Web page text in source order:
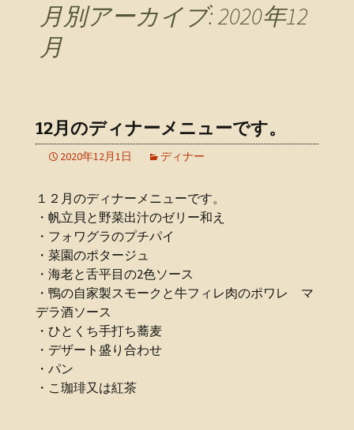
月別アーカイブ: 2020年12
月
12月のディナーメニューです。
2020年12月1日 ディナー
１２月のディナーメニューです。
・帆立貝と野菜出汁のゼリー和え
・フォワグラのプチパイ
・菜園のポタージュ
・海老と舌平目の2色ソース
・鴨の自家製スモークと牛フィレ肉のポワレ マ
デラ酒ソース
・ひとくち手打ち蕎麦
・デザート盛り合わせ
・パン
・こ珈琲又は紅茶